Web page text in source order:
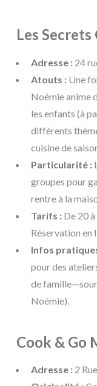
Les
Adresse : 24
Atouts : Une
Noémie anime
les enfants (à
différents
cuisine de
Particularité :
groupes pour
rentre à la
Tarifs : De 20
Réservation en
Infos
pour des
de
Noémie).
Cook & Go
Adresse : 2